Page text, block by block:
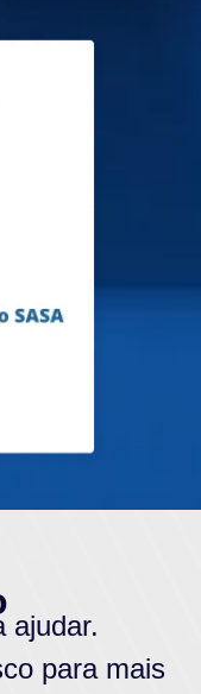
ajudar.
para mais